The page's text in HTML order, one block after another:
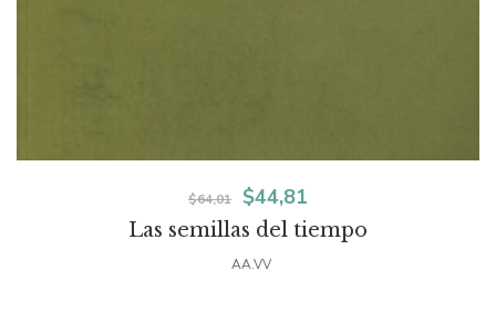
Las semillas del tiempo
$64,01
El
precio
original
$44,81
precio
AA.VV